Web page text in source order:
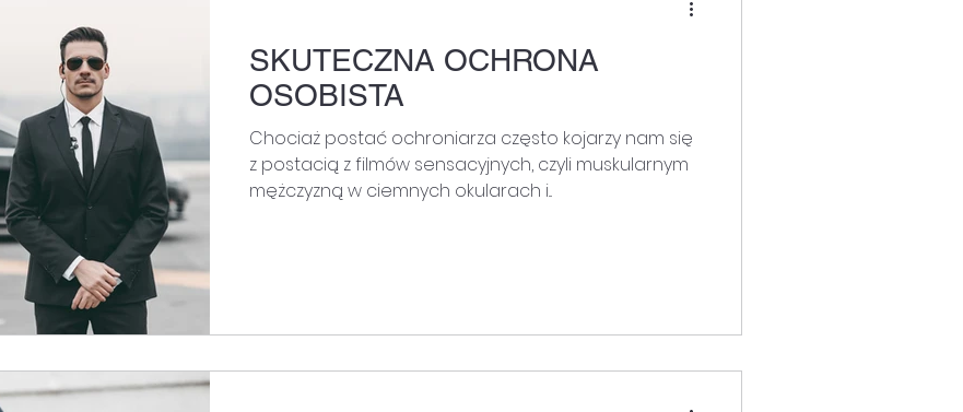
SKUTECZNA OCHRONA
OSOBISTA
Chociaż postać ochroniarza często kojarzy nam się
z postacią z filmów sensacyjnych, czyli muskularnym
mężczyzną w ciemnych okularach i...